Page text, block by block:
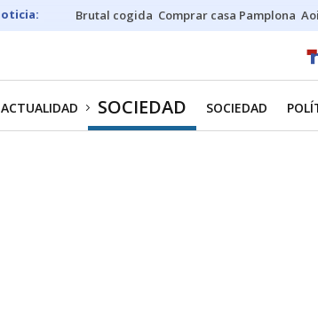
Brutal cogida Comprar casa Pamplona
ACTUALIDAD SOCIEDAD SOCIEDAD